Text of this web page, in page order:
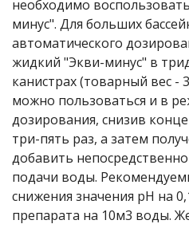
ИБП
для газовых и
отопления
питания
котла
и среднего офиса
необходимо
минус". Для больших
автоматического
жидкий "Экви-минус" в
канистрах (товарный вес -
можно пользоваться и в
дозирования, снизив
три-пять раз, а затем
добавить
подачи воды.
снижения значения рН на
препарата на 10м3 воды.